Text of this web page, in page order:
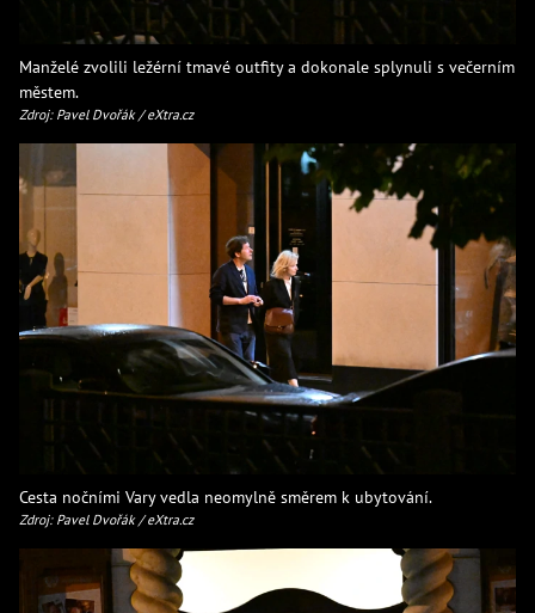
Manželé zvolili ležérní tmavé outfity a dokonale splynuli s večerním
městem.
Zdroj: Pavel Dvořák / eXtra.cz
Cesta nočními Vary vedla neomylně směrem k ubytování.
Zdroj: Pavel Dvořák / eXtra.cz